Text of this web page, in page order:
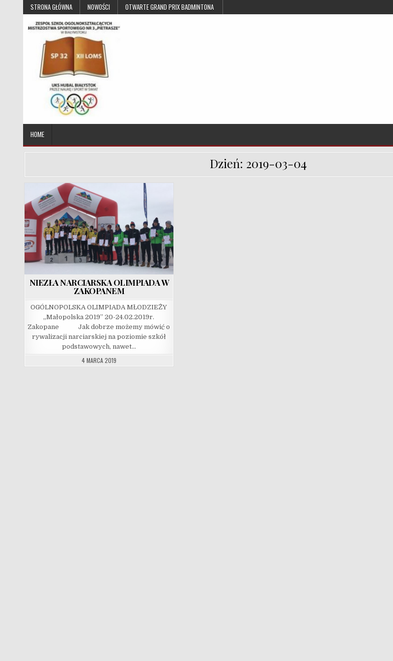
Skip to contentSTRONA GŁÓWNA NOWOŚCI OTWARTE GRAND PRIX BADMINTONA
UKS Hubal Białystok
HOME
Dzień: 2019-03-04
NIEZŁA NARCIARSKA OLIMPIADA W
ZAKOPANEM
OGÓLNOPOLSKA OLIMPIADA MŁODZIEŻY
„Małopolska 2019” 20-24.02.2019r.
Zakopane Jak dobrze możemy mówić o
rywalizacji narciarskiej na poziomie szkół
podstawowych, nawet…
4 MARCA 2019